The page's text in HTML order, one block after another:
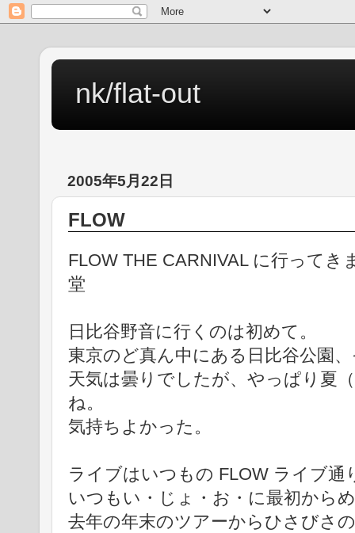
nk/flat-out
2005年5月22日
FLOW
FLOW THE CARNIVAL に行ってき
堂
日比谷野音に行くのは初めて。
東京のど真ん中にある日比谷公園
天気は曇りでしたが、やっぱり夏
ね。
気持ちよかった。
ライブはいつもの FLOW ライブ通
いつもい・じょ・お・に最初から
去年の年末のツアーからひさびさ